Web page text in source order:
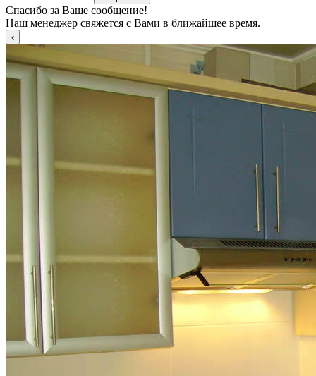
Спасибо за Ваше сообщение!
Наш менеджер свяжется с Вами в ближайшее время.